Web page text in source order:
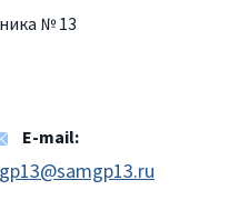
№ 13
E-mail: